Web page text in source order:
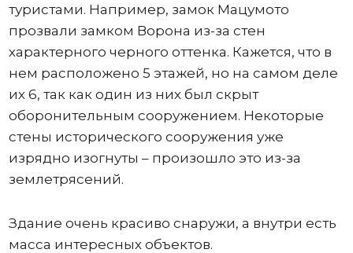
туристами. Например, замок Мацумото
прозвали замком Ворона из-за стен
характерного черного оттенка. Кажется, что в
нем расположено 5 этажей, но на самом деле
их 6, так как один из них был скрыт
оборонительным сооружением. Некоторые
стены исторического сооружения уже
изрядно изогнуты – произошло это из-за
землетрясений.
Здание очень красиво снаружи, а внутри есть
масса интересных объектов.